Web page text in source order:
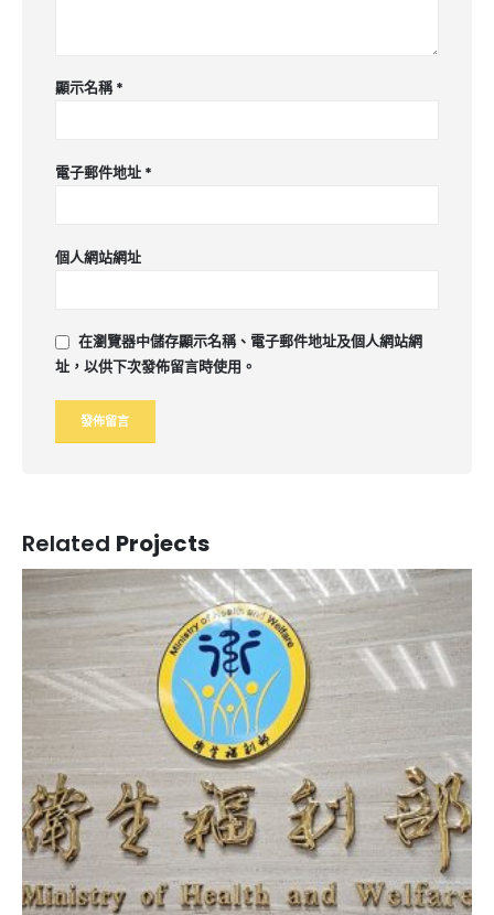
顯示名稱*
電子郵件地址 *
個人網站網址
在瀏覽器中儲存顯示名稱、電子郵件地址及個人網站網
址，以供下次發佈留言時使用。
Related Projects